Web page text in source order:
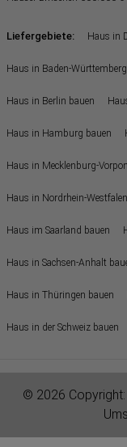
Liefergebiete: Haus in
Haus in Baden-
Haus in Berlin bauen
Haus in Hamburg bauen
Haus in Mecklenburg-
Haus in Nordrhein-
Haus im Saarland bauen
Haus in Sachsen-Anhalt
Haus in Thüringen bauen
Haus in der Schweiz bauen
© 2026 Copyright: